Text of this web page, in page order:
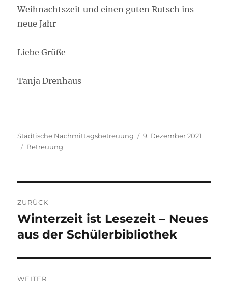
Weihnachtszeit und einen guten Rutsch ins
neue Jahr
Liebe Grüße
Tanja Drenhaus
Autor
Städtische Nachmittagsbetreuung
Veröffentlicht
9. Dezember 2021
Kategorien
Betreuung
ZURÜCK
Vorheriger
Beitrag:
Winterzeit ist Lesezeit – Neues
aus der Schülerbibliothek
WEITER